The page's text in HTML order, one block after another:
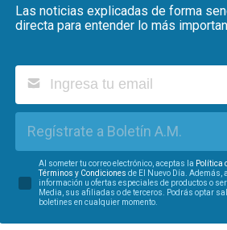
Las noticias explicadas de forma
directa para entender lo más
Regístrate a Boletín A.M.
Al someter tu correo electrónico, aceptas la Política
Términos y Condiciones de El Nuevo Día. Además,
información u ofertas especiales de productos o
Media, sus afiliadas o de terceros. Podrás optar
boletines en cualquier momento.